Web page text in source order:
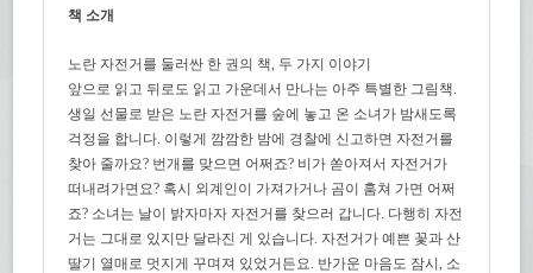
책 소개
노란 자전거를 둘러싼 한 권의 책, 두 가지 이야기
앞으로 읽고 뒤로도 읽고 가운데서 만나는 아주 특별한 그림책.
생일 선물로 받은 노란 자전거를 숲에 놓고 온 소녀가 밤새도록
걱정을 합니다. 이렇게 깜깜한 밤에 경찰에 신고하면 자전거를
찾아 줄까요? 번개를 맞으면 어쩌죠? 비가 쏟아져서 자전거가
떠내려가면요? 혹시 외계인이 가져가거나 곰이 훔쳐 가면 어쩌
죠? 소녀는 날이 밝자마자 자전거를 찾으러 갑니다. 다행히 자전
거는 그대로 있지만 달라진 게 있습니다. 자전거가 예쁜 꽃과 산
딸기 열매로 멋지게 꾸며져 있었거든요. 반가운 마음도 잠시, 소